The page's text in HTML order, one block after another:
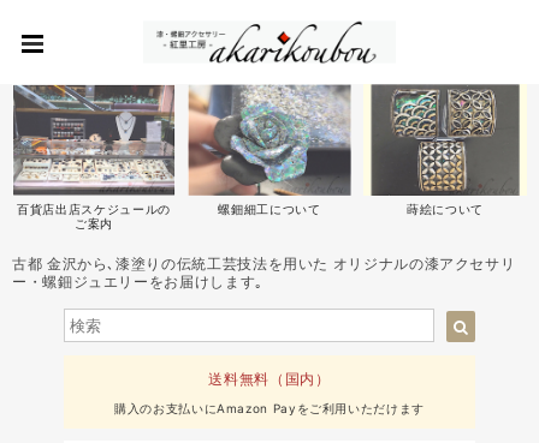
百貨店出店スケジュールの
ご案内
螺鈿細工について 蒔絵について
古都 金沢から､漆塗りの伝統工芸技法を用いた オリジナルの漆アクセサリ
ー・螺鈿ジュエリーをお届けします｡
送料無料（国内）
購入のお支払いにAmazon Payをご利用いただけます